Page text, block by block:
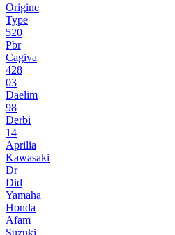
Origine
Type
520
Pbr
Cagiva
428
03
Daelim
98
Derbi
14
Aprilia
Kawasaki
Dr
Did
Yamaha
Honda
Afam
Suzuki